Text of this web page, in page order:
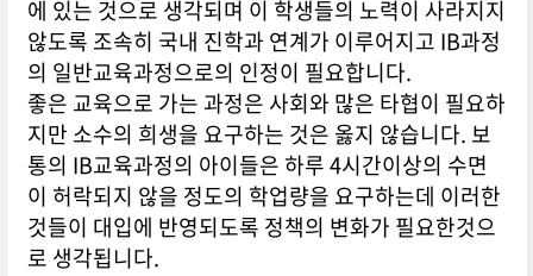
에 있는 것으로 생각되며 이 학생들의 노력이 사라지지
않도록 조속히 국내 진학과 연계가 이루어지고 IB과정
의 일반교육과정으로의 인정이 필요합니다.
좋은 교육으로 가는 과정은 사회와 많은 타협이 필요하
지만 소수의 희생을 요구하는 것은 옳지 않습니다. 보
통의 IB교육과정의 아이들은 하루 4시간이상의 수면
이 허락되지 않을 정도의 학업량을 요구하는데 이러한
것들이 대입에 반영되도록 정책의 변화가 필요한것으
로 생각됩니다.